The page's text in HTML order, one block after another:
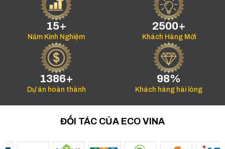
15+
Năm Kinh Nghiệm
2500+
Khách Hàng Mới
1386+
Dự án hoàn thành
98%
Khách hàng hài lòng
ĐỐI TÁC CỦA ECO VINA